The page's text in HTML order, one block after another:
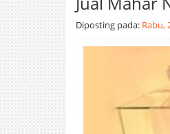
Diposting pada: Rabu,